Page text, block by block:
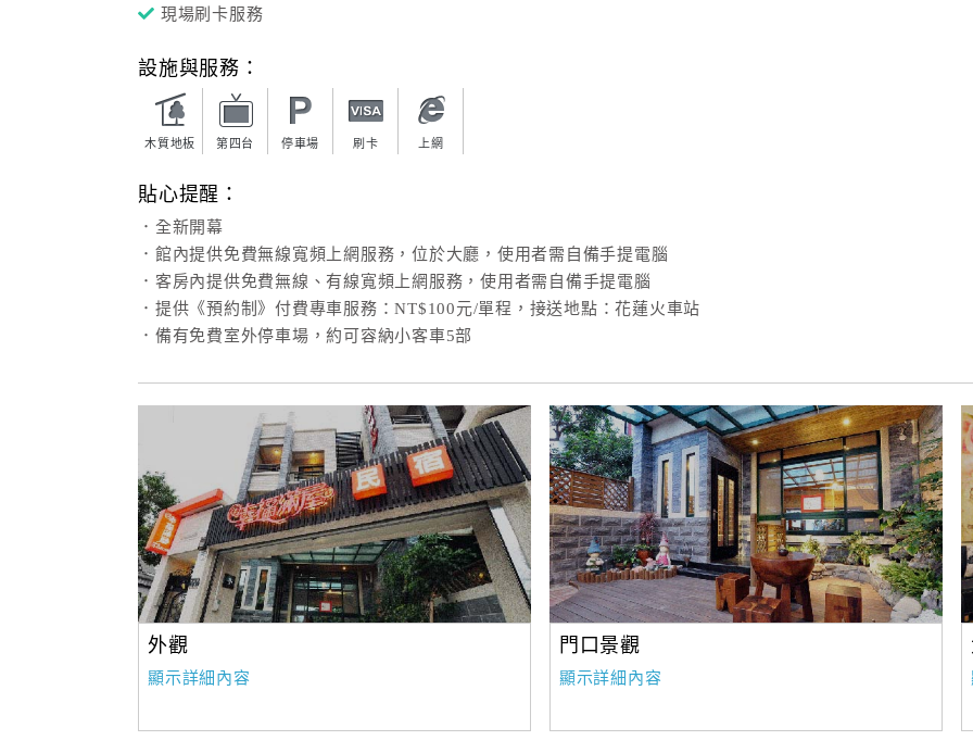
現場刷卡服務
設施與服務：
木質地板 第四台 停車場 刷卡 上網
貼心提醒：
．全新開幕
．館內提供免費無線寬頻上網服務，位於大廳，使用者需自備手提電腦
．客房內提供免費無線、有線寬頻上網服務，使用者需自備手提電腦
．提供《預約制》付費專車服務：NT$100元/單程，接送地點：花蓮火車站
．備有免費室外停車場，約可容納小客車5部
外觀
顯示詳細內容
門口景觀
顯示詳細內容